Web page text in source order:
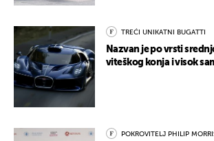
TREĆI UNIKATNI BUGATTI
Nazvan je po vrsti
viteškog konja i visok
POKROVITELJ PHILIP